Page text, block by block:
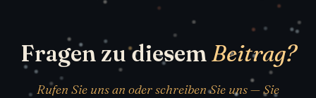
Fragen zu diesemBeitrag?
Rufen Sie uns an oder schreiben Sie uns — Sie